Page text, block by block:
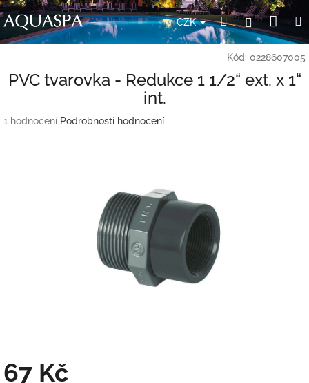
Přejít
na
obsah
CZK HledatPřihlášení
Kód: 0228607005
PVC tvarovka - Redukce 1 1/2“ ext. x 1“
int.
Průměrné
1 hodnocení Podrobnosti hodnocení
67 Kč